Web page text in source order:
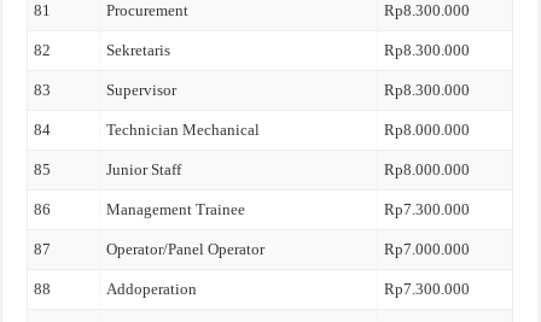
81 Procurement Rp8.300.000
82 Sekretaris Rp8.300.000
83 Supervisor Rp8.300.000
84 Technician Mechanical Rp8.000.000
85 Junior Staff Rp8.000.000
86 Management Trainee Rp7.300.000
87 Operator/Panel Operator Rp7.000.000
88 Addoperation Rp7.300.000